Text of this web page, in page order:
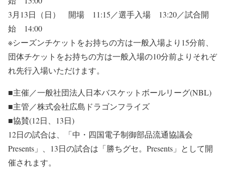
3月13日（日） 開場 11:15／選手入場 13:20／試合開
始 14:00
※シーズンチケットをお持ちの方は一般入場より15分前、
団体チケットをお持ちの方は一般入場の10分前よりそれぞ
れ先行入場いただけます。
■主催／一般社団法人日本バスケットボールリーグ(NBL)
■主管／株式会社広島ドラゴンフライズ
■協賛(12日、13日)
12日の試合は、「中・四国電子制御部品流通協議会
Presents」、13日の試合は「勝ちグセ。Presents」として開
催されます。